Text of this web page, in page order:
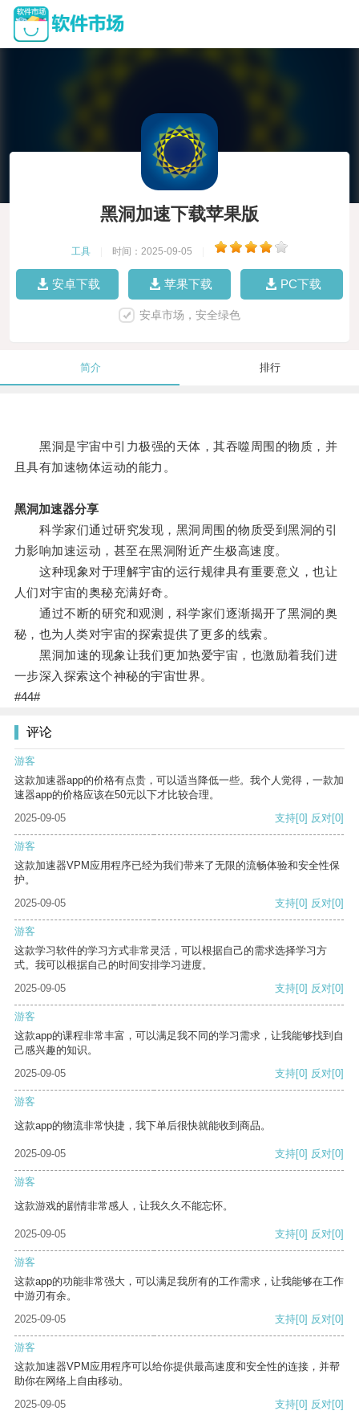
黑洞加速下载苹果版
工具 时间：2025-09-05
安卓下载 苹果下载 PC下载
安卓市场，安全绿色
简介 排行
黑洞是宇宙中引力极强的天体，其吞噬周围的物质，并
且具有加速物体运动的能力。
黑洞加速器分享
科学家们通过研究发现，黑洞周围的物质受到黑洞的引
力影响加速运动，甚至在黑洞附近产生极高速度。
这种现象对于理解宇宙的运行规律具有重要意义，也让
人们对宇宙的奥秘充满好奇。
通过不断的研究和观测，科学家们逐渐揭开了黑洞的奥
秘，也为人类对宇宙的探索提供了更多的线索。
黑洞加速的现象让我们更加热爱宇宙，也激励着我们进
一步深入探索这个神秘的宇宙世界。
#44#
评论
游客
这款加速器app的价格有点贵，可以适当降低一些。我个人觉得，一款加
速器app的价格应该在50元以下才比较合理。
2025-09-05
支持[0] 反对[0]
游客
这款加速器VPM应用程序已经为我们带来了无限的流畅体验和安全性保
护。
2025-09-05
支持[0] 反对[0]
游客
这款学习软件的学习方式非常灵活，可以根据自己的需求选择学习方
式。我可以根据自己的时间安排学习进度。
2025-09-05
支持[0] 反对[0]
游客
这款app的课程非常丰富，可以满足我不同的学习需求，让我能够找到自
己感兴趣的知识。
2025-09-05
支持[0] 反对[0]
游客
这款app的物流非常快捷，我下单后很快就能收到商品。
2025-09-05 支持[0] 反对[0]
游客
这款游戏的剧情非常感人，让我久久不能忘怀。
2025-09-05 支持[0] 反对[0]
游客
这款app的功能非常强大，可以满足我所有的工作需求，让我能够在工作
中游刃有余。
2025-09-05
支持[0] 反对[0]
游客
这款加速器VPM应用程序可以给你提供最高速度和安全性的连接，并帮
助你在网络上自由移动。
2025-09-05
支持[0] 反对[0]